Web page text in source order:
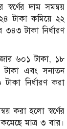
দাম সমন্বয়
টাকা কমিয়ে ২২
৩৪৩ টাকা নির্ধারণ
৬০১ টাকা, ১৮
টাকা এবং সনাতন
নির্ধারণ করা
করা হলো স্বর্ণের
মাত্র ৩ বার।